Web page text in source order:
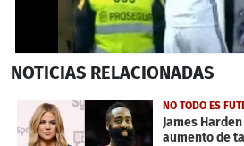
seconds
seconds
NOTICIAS RELACIONADAS
NO TODO ES
James
aumento de